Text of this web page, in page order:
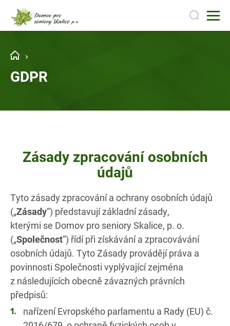
GDPR
Zásady zpracování osobních
údajů
Tyto zásady zpracování a ochrany osobních údajů
(„Zásady“) představují základní zásady,
kterými se Domov pro seniory Skalice, p. o.
(„Společnost“) řídí při získávání a zpracovávání
osobních údajů. Tyto Zásady provádějí práva a
povinnosti Společnosti vyplývající zejména
z následujících obecně závazných právních
předpisů:
nařízení Evropského parlamentu a Rady (EU) č.